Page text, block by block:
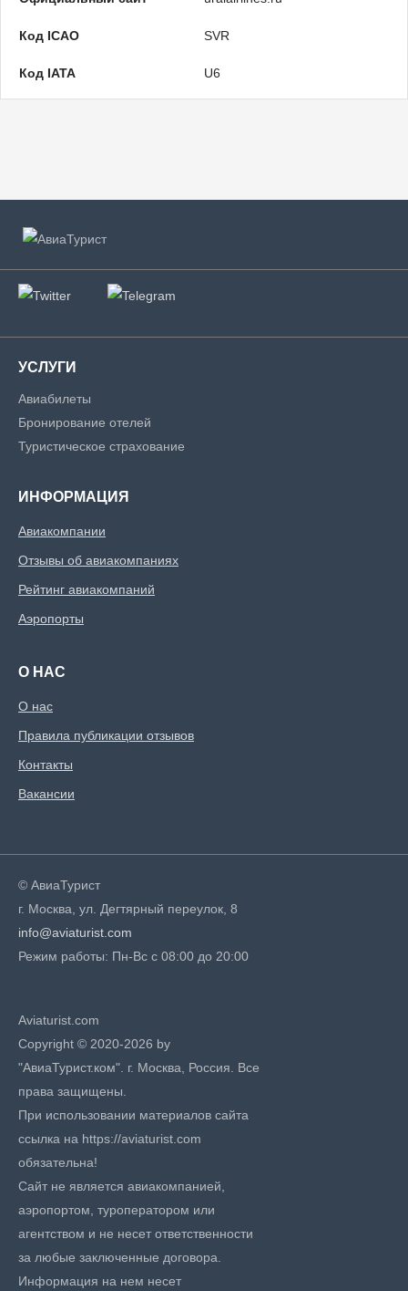
Код ICAO SVR
Код IATA U6
УСЛУГИ
Авиабилеты
Бронирование отелей
Туристическое страхование
ИНФОРМАЦИЯ
Авиакомпании
Отзывы об авиакомпаниях
Рейтинг авиакомпаний
Аэропорты
О НАС
О нас
Правила публикации отзывов
Контакты
Вакансии
© АвиаТурист
г. Москва, ул. Дегтярный переулок, 8
info@aviaturist.com
Режим работы: Пн-Вс с 08:00 до 20:00
Aviaturist.com
Copyright © 2020-2026 by
"АвиаТурист.ком". г. Москва, Россия. Все
права защищены.
При использовании материалов сайта
ссылка на https://aviaturist.com
обязательна!
Сайт не является авиакомпанией,
аэропортом, туроператором или
агентством и не несет ответственности
за любые заключенные договора.
Информация на нем несет